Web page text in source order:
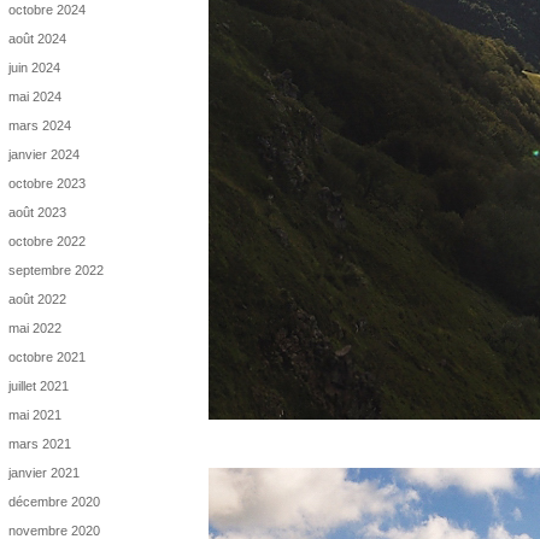
octobre 2024
août 2024
juin 2024
mai 2024
mars 2024
janvier 2024
octobre 2023
août 2023
octobre 2022
septembre 2022
août 2022
mai 2022
octobre 2021
juillet 2021
mai 2021
mars 2021
janvier 2021
décembre 2020
novembre 2020